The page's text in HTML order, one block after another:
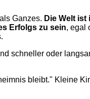
Ganzes. Die Welt ist
Erfolgs zu sein, egal
schneller oder
bleibt." Kleine